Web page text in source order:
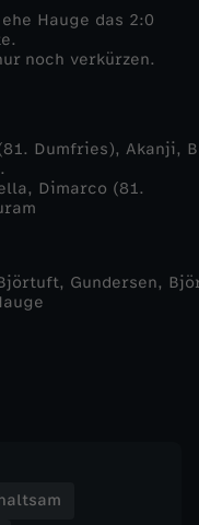
Hauge das 2:0
noch verkürzen.
Dumfries), Akanji,
Dimarco (81.
Gundersen,